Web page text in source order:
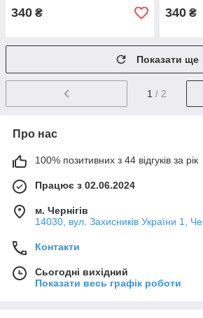
340 ₴ 340 ₴
Показати ще
1 / 2
Про нас
100% позитивних з 44 відгуків за рік
Працює з 02.06.2024
м. Чернігів
14030, вул. Захисників України 1,
Контакти
Сьогодні вихідний
Показати весь графік роботи